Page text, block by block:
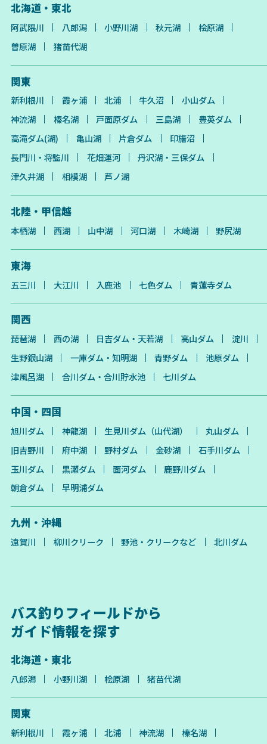
北海道・東北
阿武隈川 八郎潟 小野川湖 秋元湖
桧原湖
曽原湖
猪苗代湖
関東
新利根川 霞ヶ浦 北浦 牛久沼
小山ダム
神流湖
榛名湖 戸面原ダム 三島湖
豊英ダム
高滝ダム(湖)
亀山湖 片倉ダム
印旛沼
長門川・将監川
花畑運河
丹沢湖・三保ダム
津久井湖
相模湖 芦ノ湖
北陸・甲信越
本栖湖 西湖 山中湖 河口湖 木崎湖 野尻湖
東海
五三川 大江川 入鹿池 七色ダム 青蓮寺ダム
関西
琵琶湖 西の湖 日吉ダム・天若湖 高山ダム
淀川
生野銀山湖
一庫ダム・知明湖 青野ダム
池原ダム
津風呂湖
合川ダム・合川貯水池 七川ダム
中国・四国
旭川ダム 神龍湖 生見川ダム（山代湖）
丸山ダム
旧吉野川
府中湖 野村ダム 金砂湖
石手川ダム
玉川ダム
黒瀬ダム 面河ダム
鹿野川ダム
朝倉ダム
早明浦ダム
九州・沖縄
遠賀川 柳川クリーク 野池・クリークなど 北川ダム
バス釣りフィールドから
ガイド情報を探す
北海道・東北
八郎潟 小野川湖 桧原湖 猪苗代湖
関東
新利根川 霞ヶ浦 北浦 神流湖
榛名湖